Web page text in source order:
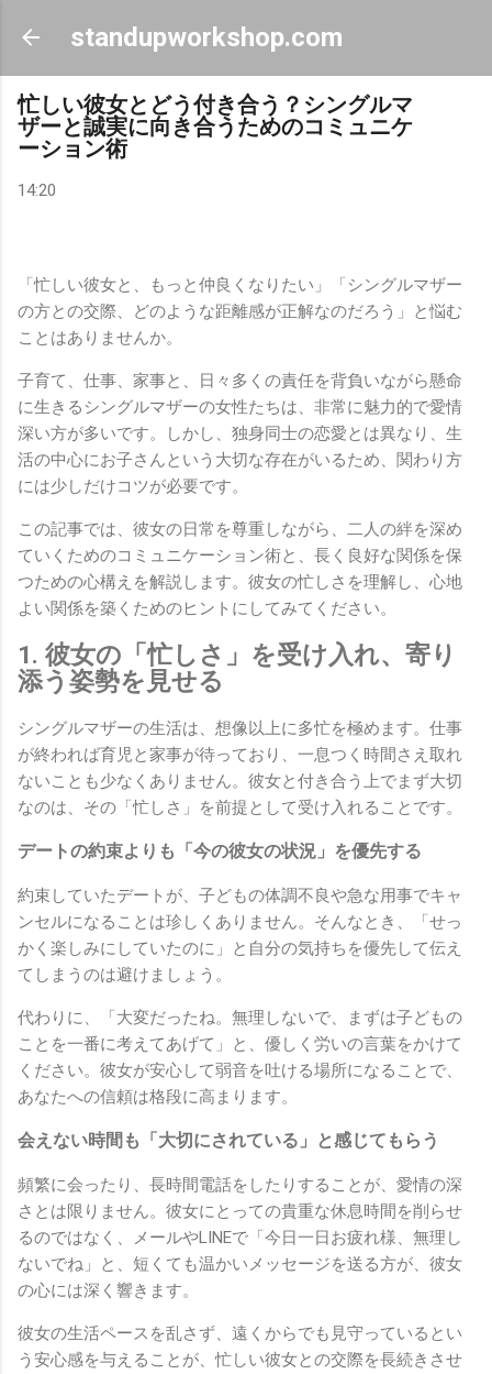
スキップしてメイン コンテンツに移動
standupworkshop.com
忙しい彼女とどう付き合う？シングルマ
ザーと誠実に向き合うためのコミュニケ
ーション術
14:20
「忙しい彼女と、もっと仲良くなりたい」「シングルマザー
の方との交際、どのような距離感が正解なのだろう」と悩む
ことはありませんか。
子育て、仕事、家事と、日々多くの責任を背負いながら懸命
に生きるシングルマザーの女性たちは、非常に魅力的で愛情
深い方が多いです。しかし、独身同士の恋愛とは異なり、生
活の中心にお子さんという大切な存在がいるため、関わり方
には少しだけコツが必要です。
この記事では、彼女の日常を尊重しながら、二人の絆を深め
ていくためのコミュニケーション術と、長く良好な関係を保
つための心構えを解説します。彼女の忙しさを理解し、心地
よい関係を築くためのヒントにしてみてください。
1. 彼女の「忙しさ」を受け入れ、寄り
添う姿勢を見せる
シングルマザーの生活は、想像以上に多忙を極めます。仕事
が終われば育児と家事が待っており、一息つく時間さえ取れ
ないことも少なくありません。彼女と付き合う上でまず大切
なのは、その「忙しさ」を前提として受け入れることです。
デートの約束よりも「今の彼女の状況」を優先する
約束していたデートが、子どもの体調不良や急な用事でキャ
ンセルになることは珍しくありません。そんなとき、「せっ
かく楽しみにしていたのに」と自分の気持ちを優先して伝え
てしまうのは避けましょう。
代わりに、「大変だったね。無理しないで、まずは子どもの
ことを一番に考えてあげて」と、優しく労いの言葉をかけて
ください。彼女が安心して弱音を吐ける場所になることで、
あなたへの信頼は格段に高まります。
会えない時間も「大切にされている」と感じてもらう
頻繁に会ったり、長時間電話をしたりすることが、愛情の深
さとは限りません。彼女にとっての貴重な休息時間を削らせ
るのではなく、メールやLINEで「今日一日お疲れ様、無理し
ないでね」と、短くても温かいメッセージを送る方が、彼女
の心には深く響きます。
彼女の生活ペースを乱さず、遠くからでも見守っているとい
う安心感を与えることが、忙しい彼女との交際を長続きさせ